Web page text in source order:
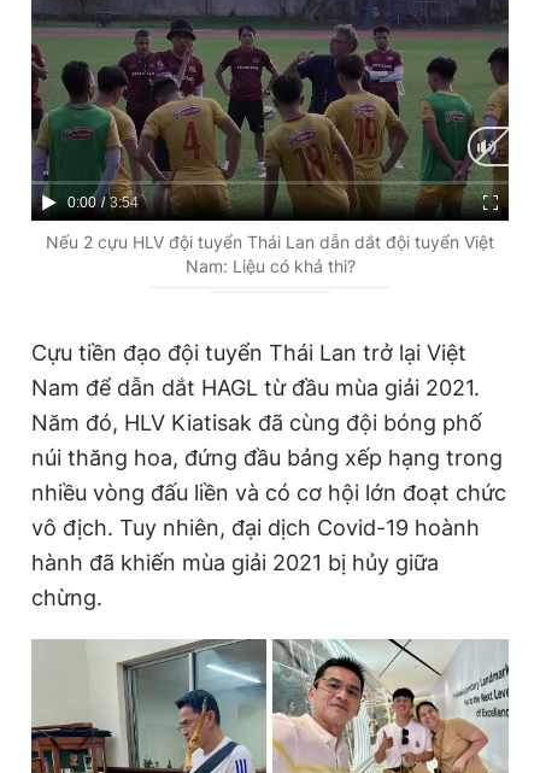
C
u
e
n
t
T
i
m
e
0:00 / D
u
t
i
o
n
3:54
Nếu 2 cựu HLV đội tuyển Thái Lan dẫn dắt đội tuyển Việt
Nam: Liệu có khả thi?
Cựu tiền đạo đội tuyển Thái Lan trở lại Việt
Nam để dẫn dắt HAGL từ đầu mùa giải 2021.
Năm đó, HLV Kiatisak đã cùng đội bóng phố
núi thăng hoa, đứng đầu bảng xếp hạng trong
nhiều vòng đấu liền và có cơ hội lớn đoạt chức
vô địch. Tuy nhiên, đại dịch Covid-19 hoành
hành đã khiến mùa giải 2021 bị hủy giữa
chừng.